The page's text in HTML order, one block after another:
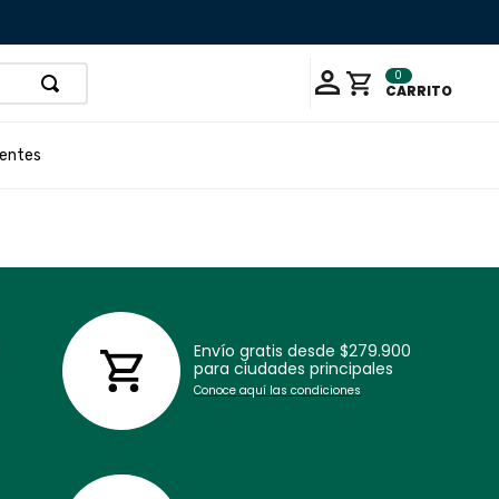
0
Envío gratis desde $279.900
para ciudades principales
Conoce aquí las condiciones